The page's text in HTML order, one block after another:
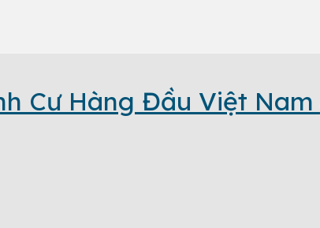
Cư Hàng Đầu Việt Nam